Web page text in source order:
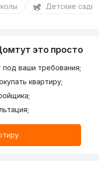
Детские сады
это просто
ваши требования;
квартиру;